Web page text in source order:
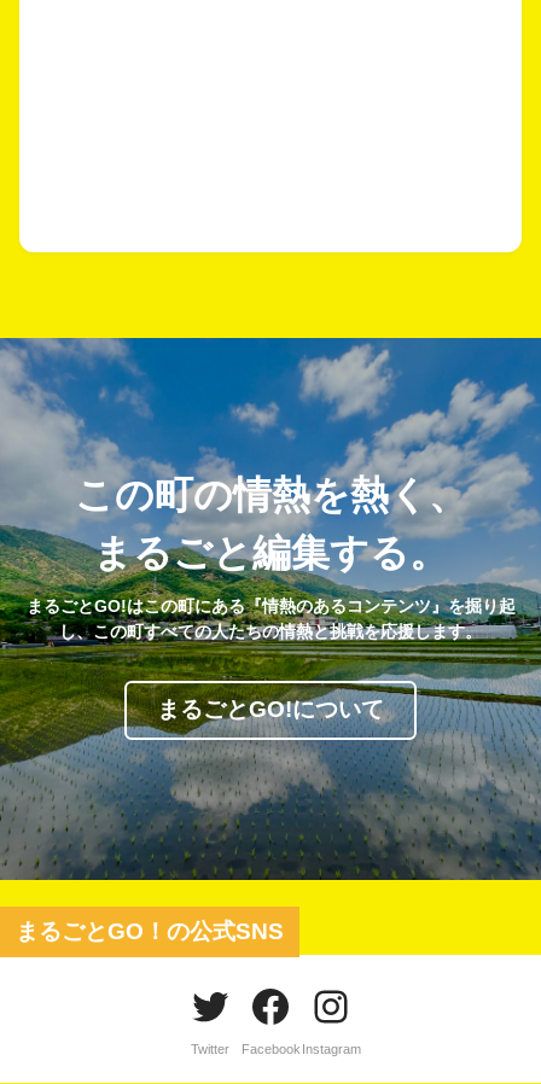
この町の情熱を熱く、
まるごと編集する。
まるごとGO!はこの町にある『情熱のあるコンテンツ』を掘り起
し、この町すべての人たちの情熱と挑戦を応援します。
まるごとGO!について
まるごとGO！の公式SNS